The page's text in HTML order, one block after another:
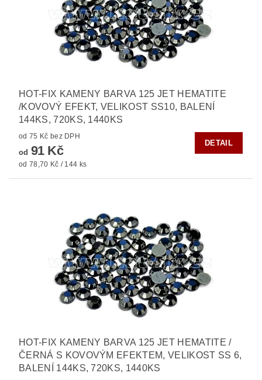
HOT-FIX KAMENY BARVA 125 JET HEMATITE
/KOVOVÝ EFEKT, VELIKOST SS10, BALENÍ
144KS, 720KS, 1440KS
od 75 Kč bez DPH
od 91 Kč
od 78,70 Kč / 144 ks
DETAIL
HOT-FIX KAMENY BARVA 125 JET HEMATITE /
ČERNÁ S KOVOVÝM EFEKTEM, VELIKOST SS 6,
BALENÍ 144KS, 720KS, 1440KS